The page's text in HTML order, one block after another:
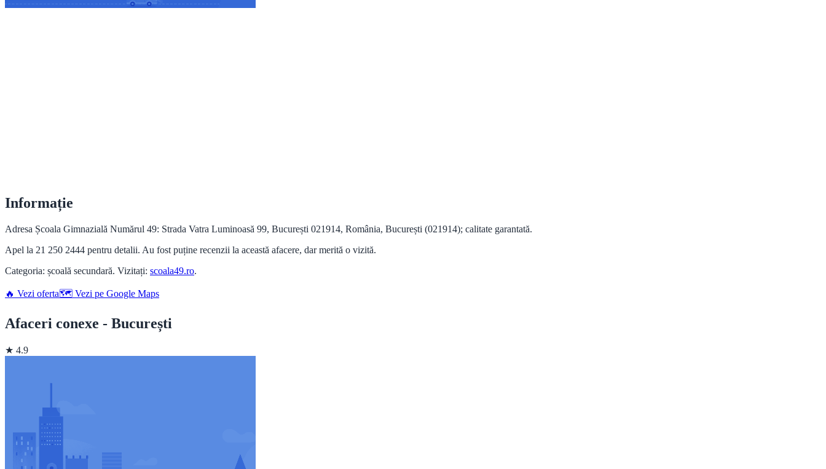
Informație
Adresa Școala Gimnazială Numărul 49: Strada Vatra Luminoasă 99, București 021914, România, București (021914); calitate garantată.
Apel la 21 250 2444 pentru detalii. Au fost puține recenzii la această afacere, dar merită o vizită.
Categoria: școală secundară. Vizitați: scoala49.ro.
🔥 Vezi oferta🗺️ Vezi pe Google Maps
Afaceri conexe - București
★ 4.9